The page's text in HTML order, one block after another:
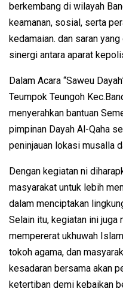
berkembang di wilayah
keamanan, sosial, serta
kedamaian. dan saran
sinergi antara aparat
Dalam Acara “Saweu
Teumpok Teungoh
menyerahkan bantuan
pimpinan Dayah Al-Qaha
peninjauan lokasi musalla
Dengan kegiatan ni
masyarakat untuk lebih
dalam menciptakan
Selain itu, kegiatan ini juga
mempererat ukhuwah
tokoh agama, dan
kesadaran bersama akan
ketertiban demi kebaikan